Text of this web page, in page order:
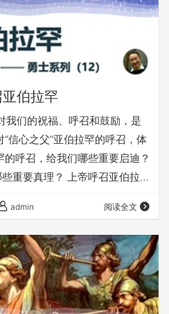
伯拉罕
我们的祝福、呼召和鼓励，是
信心之父”亚伯拉罕的呼召，体
呼召，给我们哪些重要启迪？
重要真理？ 上帝呼召亚伯拉
灵魂。 欢迎您收听： 《呼召
音内容，尽在fuyin116.com；
，可以复制下面的链接，在浏
0q…
admin 阅读全文